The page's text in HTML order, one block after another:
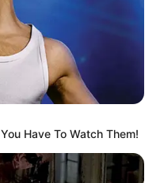
Have To Watch Them!